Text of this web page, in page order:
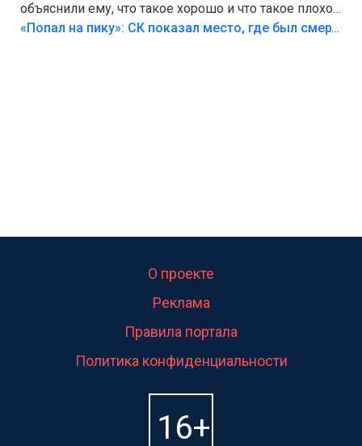
объяснили ему, что такое хорошо и что такое плохо!
Лезть через такой забор,верх безумия,есть же
«Попал на пику»: СК показал место, где был смертельно травмирован ребенок в Тольятти
О проекте
Реклама
Правила портала
Политика конфиденциальности